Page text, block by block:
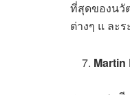
ที่สุดของนวั
ต่างๆ แ ละ